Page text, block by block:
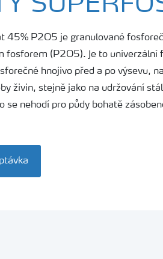
45% P2O5 je granulované
fosforem (P2O5). Je to univerzální
hnojivo před a po výsevu,
živin, stejně jako na udržování
se nehodí pro půdy bohatě